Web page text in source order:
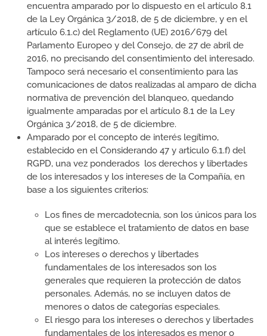
encuentra amparado por lo dispuesto en el artículo 8.1
de la Ley Orgánica 3/2018, de 5 de diciembre, y en el
artículo 6.1.c) del Reglamento (UE) 2016/679 del
Parlamento Europeo y del Consejo, de 27 de abril de
2016, no precisando del consentimiento del interesado.
Tampoco será necesario el consentimiento para las
comunicaciones de datos realizadas al amparo de dicha
normativa de prevención del blanqueo, quedando
igualmente amparadas por el artículo 8.1 de la Ley
Orgánica 3/2018, de 5 de diciembre.
Amparado por el concepto de interés legítimo,
establecido en el Considerando 47 y articulo 6.1.f) del
RGPD, una vez ponderados los derechos y libertades
de los interesados y los intereses de la Compañía, en
base a los siguientes criterios:
Los fines de mercadotecnia, son los únicos para los
que se establece el tratamiento de datos en base
al interés legítimo.
Los intereses o derechos y libertades
fundamentales de los interesados son los
generales que requieren la protección de datos
personales. Además, no se incluyen datos de
menores o datos de categorías especiales.
El riesgo para los intereses o derechos y libertades
fundamentales de los interesados es menor o